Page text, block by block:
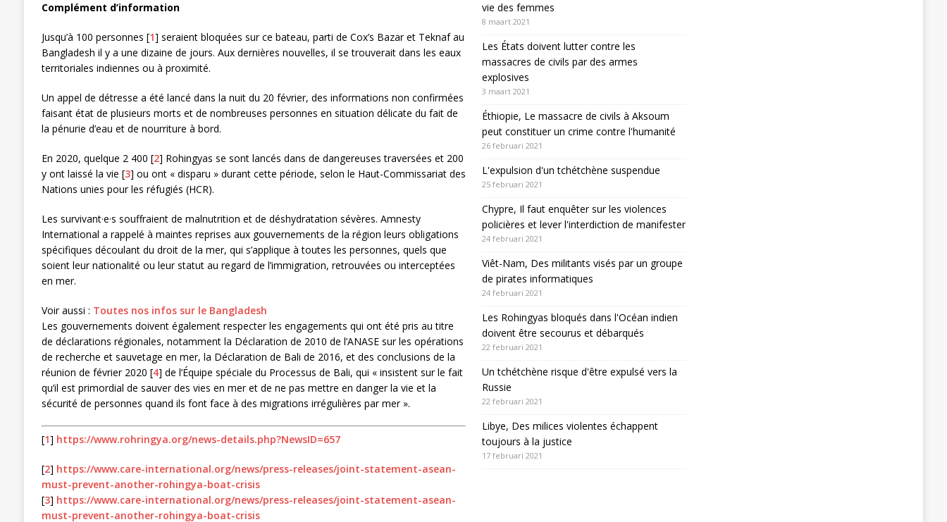
Complément d’information
Jusqu’à 100 personnes [1] seraient bloquées sur ce bateau, parti de Cox’s Bazar et Teknaf au
Bangladesh il y a une dizaine de jours. Aux dernières nouvelles, il se trouverait dans les eaux
territoriales indiennes ou à proximité.
Un appel de détresse a été lancé dans la nuit du 20 février, des informations non confirmées
faisant état de plusieurs morts et de nombreuses personnes en situation délicate du fait de
la pénurie d’eau et de nourriture à bord.
En 2020, quelque 2 400 [2] Rohingyas se sont lancés dans de dangereuses traversées et 200
y ont laissé la vie [3] ou ont « disparu » durant cette période, selon le Haut-Commissariat des
Nations unies pour les réfugiés (HCR).
Les survivant·e·s souffraient de malnutrition et de déshydratation sévères. Amnesty
International a rappelé à maintes reprises aux gouvernements de la région leurs obligations
spécifiques découlant du droit de la mer, qui s’applique à toutes les personnes, quels que
soient leur nationalité ou leur statut au regard de l’immigration, retrouvées ou interceptées
en mer.
Voir aussi : Toutes nos infos sur le Bangladesh
Les gouvernements doivent également respecter les engagements qui ont été pris au titre
de déclarations régionales, notamment la Déclaration de 2010 de l’ANASE sur les opérations
de recherche et sauvetage en mer, la Déclaration de Bali de 2016, et des conclusions de la
réunion de février 2020 [4] de l’Équipe spéciale du Processus de Bali, qui « insistent sur le fait
qu’il est primordial de sauver des vies en mer et de ne pas mettre en danger la vie et la
sécurité de personnes quand ils font face à des migrations irrégulières par mer ».
[1] https://www.rohringya.org/news-details.php?NewsID=657
[2] https://www.care-international.org/news/press-releases/joint-statement-asean-
must-prevent-another-rohingya-boat-crisis
[3] https://www.care-international.org/news/press-releases/joint-statement-asean-
must-prevent-another-rohingya-boat-crisis
vie des femmes
8 maart 2021
Les États doivent lutter contre les
massacres de civils par des armes
explosives
3 maart 2021
Éthiopie, Le massacre de civils à Aksoum
peut constituer un crime contre l'humanité
26 februari 2021
L'expulsion d'un tchétchène suspendue
25 februari 2021
Chypre, Il faut enquêter sur les violences
policières et lever l'interdiction de manifester
24 februari 2021
Viêt-Nam, Des militants visés par un groupe
de pirates informatiques
24 februari 2021
Les Rohingyas bloqués dans l'Océan indien
doivent être secourus et débarqués
22 februari 2021
Un tchétchène risque d'être expulsé vers la
Russie
22 februari 2021
Libye, Des milices violentes échappent
toujours à la justice
17 februari 2021